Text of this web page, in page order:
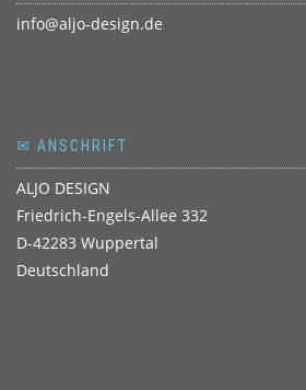
info@aljo-design.de
✉ ANSCHRIFT
ALJO DESIGN
Friedrich-Engels-Allee 332
D-42283 Wuppertal
Deutschland